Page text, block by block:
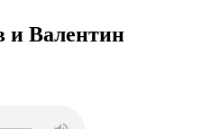
и Валентин